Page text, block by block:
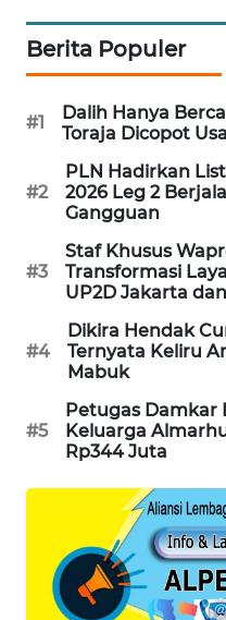
Berita Populer
#1
Dalih Hanya
Toraja Dicopot
#2
PLN Hadirkan
2026 Leg 2
Gangguan
#3
Staf Khusus
Transformasi
UP2D Jakarta
#4
Dikira Hendak
Ternyata Keliru
Mabuk
#5
Petugas Damkar
Keluarga
Rp344 Juta
LPKKI
LKKI
KOPEKLIN
PORTAL
KONSUMEN
FORWAMKI
FORJASIDA
SITUNGIR
NEWS